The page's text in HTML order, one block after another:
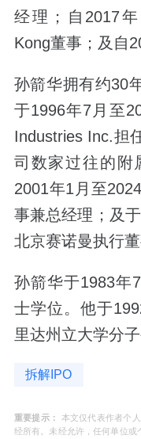
经理；自2017
Kong董事；及自
孙箭华拥有约30
于1996年7月至
Industries Inc.担
司数家过往的附
2001年1月至
事兼总经理；及
北京赛诺曼执行董
孙箭华于1983年
士学位。他于
里达州立大学分
拆解IPO
重要提示：
本文仅代表作者个
经所有。未经允许，任何单位或